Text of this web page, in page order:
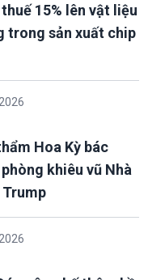
15% lên vật liệu
trong sản xuất chip
Hoa Kỳ bác
khiêu vũ Nhà